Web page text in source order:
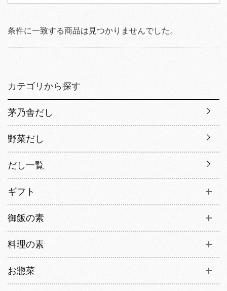
条件に一致する商品は見つかりませんでした。
カテゴリから探す
茅乃舎だし
野菜だし
だし一覧
ギフト
御飯の素
料理の素
お惣菜